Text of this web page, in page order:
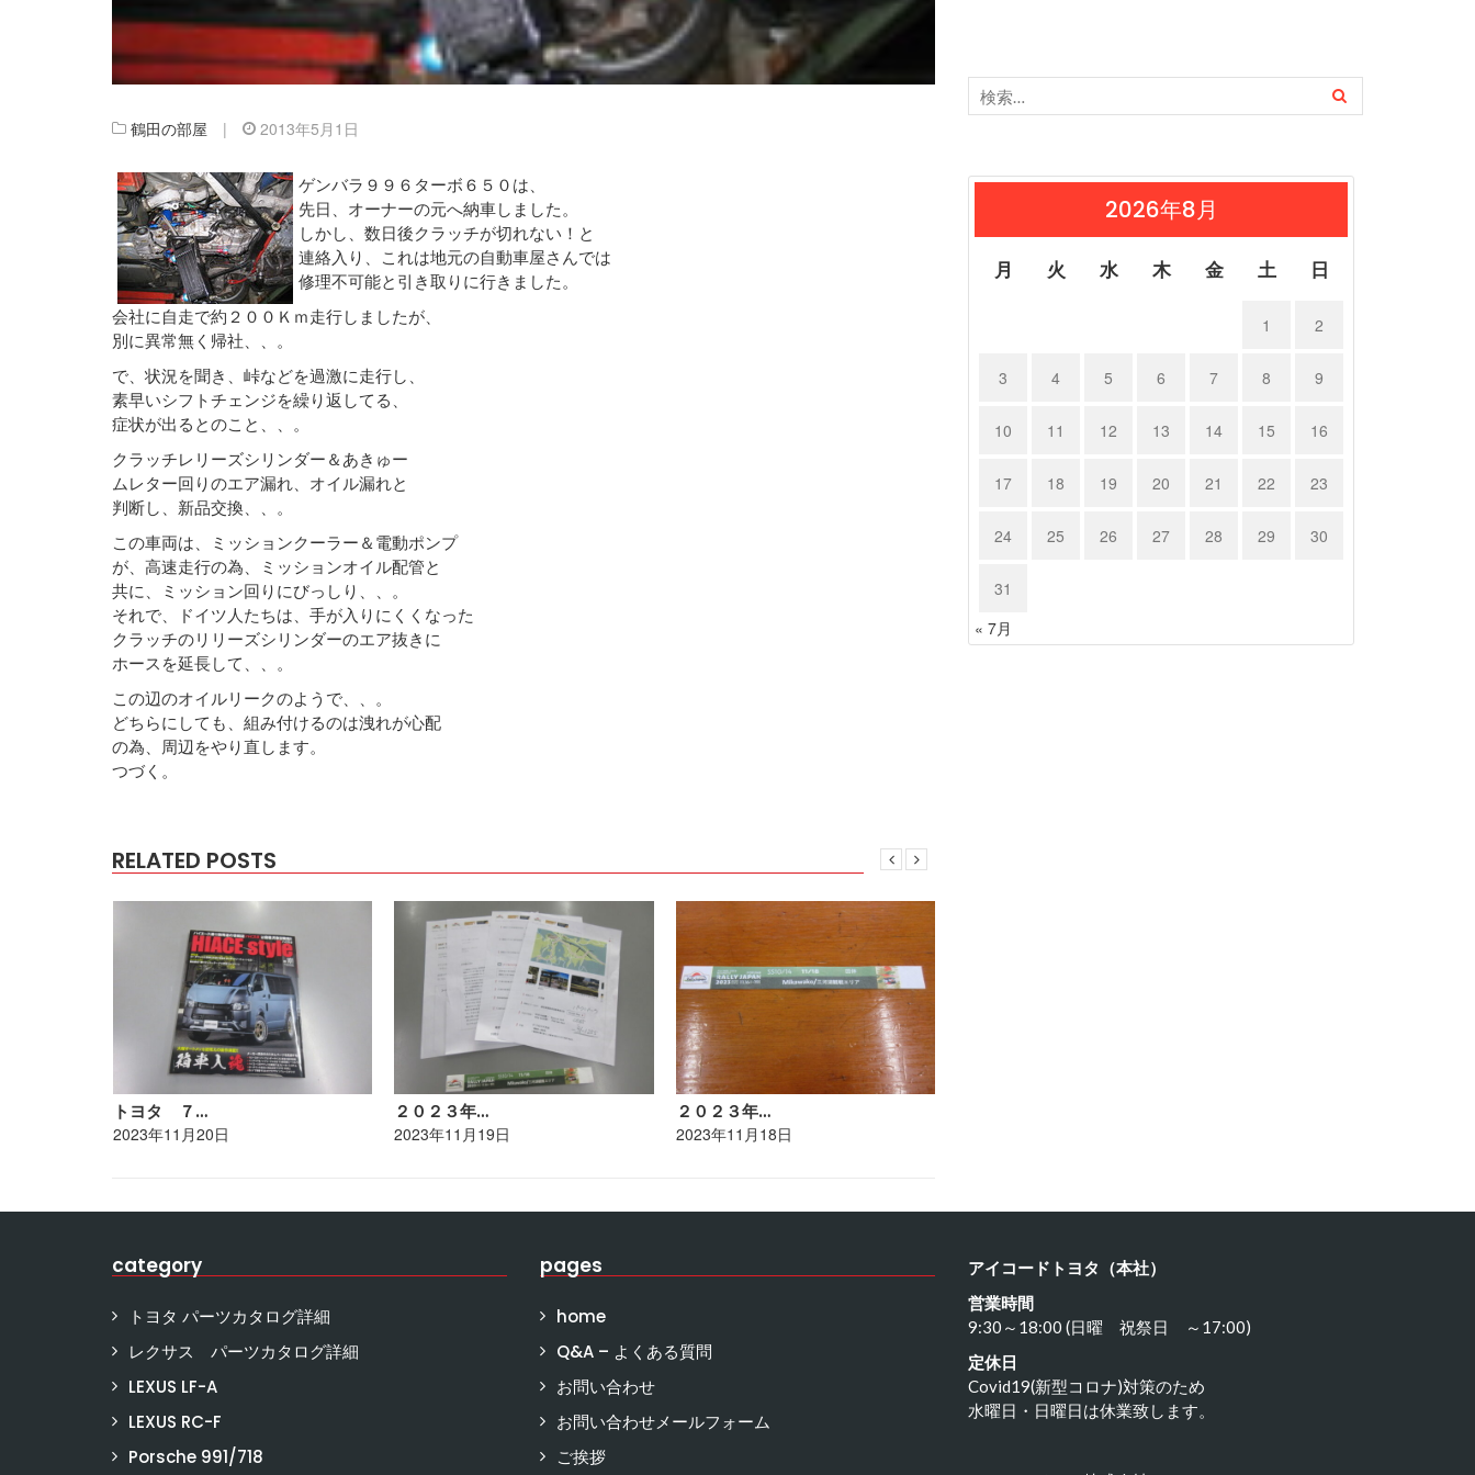
鶴田の部屋 | 2013年5月1日
ゲンバラ９９６ターボ６５０は、
先日、オーナーの元へ納車しました。
しかし、数日後クラッチが切れない！と
連絡入り、これは地元の自動車屋さんでは
修理不可能と引き取りに行きました。
会社に自走で約２００Ｋｍ走行しましたが、
別に異常無く帰社、、。
で、状況を聞き、峠などを過激に走行し、
素早いシフトチェンジを繰り返してる、
症状が出るとのこと、、。
クラッチレリーズシリンダー＆あきゅー
ムレター回りのエア漏れ、オイル漏れと
判断し、新品交換、、。
この車両は、ミッションクーラー＆電動ポンプ
が、高速走行の為、ミッションオイル配管と
共に、ミッション回りにびっしり、、。
それで、ドイツ人たちは、手が入りにくくなった
クラッチのリリーズシリンダーのエア抜きに
ホースを延長して、、。
この辺のオイルリークのようで、、。
どちらにしても、組み付けるのは洩れが心配
の為、周辺をやり直します。
つづく。
RELATED POSTS
トヨタ ７…
2023年11月20日
２０２３年…
2023年11月19日
２０２３年…
2023年11月18日
2026年8月
月 火 水 木 金 土 日
1 2
3 4 5 6 7 8 9
10 11 12 13 14 15 16
17 18 19 20 21 22 23
24 25 26 27 28 29 30
31
« 7月
category
トヨタ パーツカタログ詳細
レクサス パーツカタログ詳細
LEXUS LF-A
LEXUS RC-F
Porsche 991/718
pages
home
Q&A – よくある質問
お問い合わせ
お問い合わせメールフォーム
ご挨拶
アイコードトヨタ（本社）
営業時間
9:30～18:00 (日曜 祝祭日 ～17:00)
定休日
Covid19(新型コロナ)対策のため
水曜日・日曜日は休業致します。